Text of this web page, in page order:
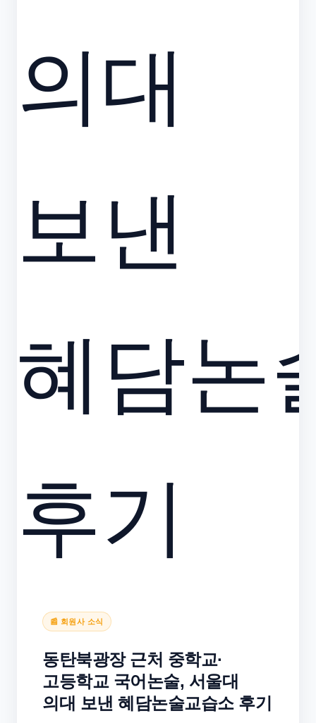
📰 회원사 소식
동탄북광장 근처 중학교·
고등학교 국어논술, 서울대
의대 보낸 혜담논술교습소 후기